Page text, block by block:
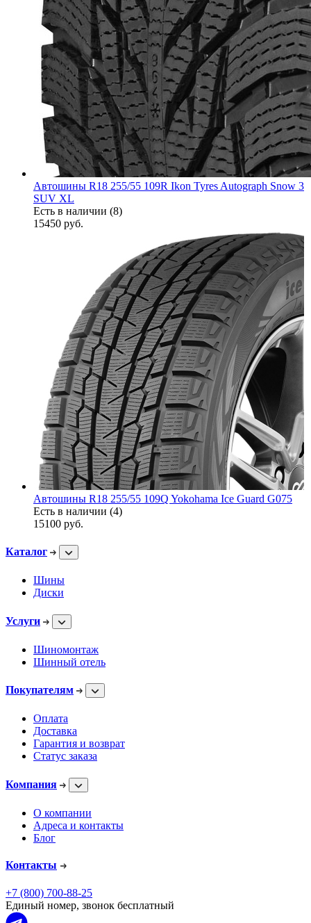
Автошины R18 255/55 109R Ikon Tyres Autograph Snow 3
SUV XL
Есть в наличии (8)
15450 руб.
Автошины R18 255/55 109Q Yokohama Ice Guard G075
Есть в наличии (4)
15100 руб.
Каталог
Шины
Диски
Услуги
Шиномонтаж
Шинный отель
Покупателям
Оплата
Доставка
Гарантия и возврат
Статус заказа
Компания
О компании
Адреса и контакты
Блог
Контакты
+7 (800) 700-88-25
Единый номер, звонок бесплатный